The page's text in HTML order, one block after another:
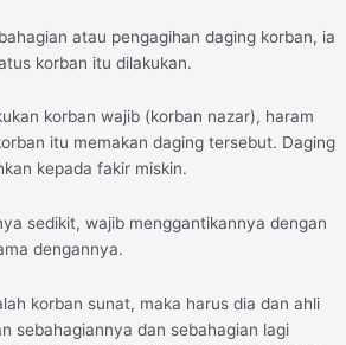
atau pengagihan daging korban, ia
korban itu dilakukan.
korban wajib (korban nazar), haram
itu memakan daging tersebut. Daging
kepada fakir miskin.
sedikit, wajib menggantikannya dengan
dengannya.
korban sunat, maka harus dia dan ahli
sebahagiannya dan sebahagian lagi